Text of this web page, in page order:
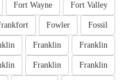
Fort Valley
Fort Wayne
Fossil
Fowler
Franklin
Franklin
Franklin
Franklin